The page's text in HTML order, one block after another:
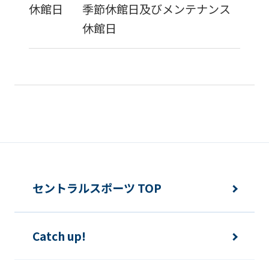
休館日
季節休館日及びメンテナンス
休館日
セントラルスポーツ TOP
Catch up!